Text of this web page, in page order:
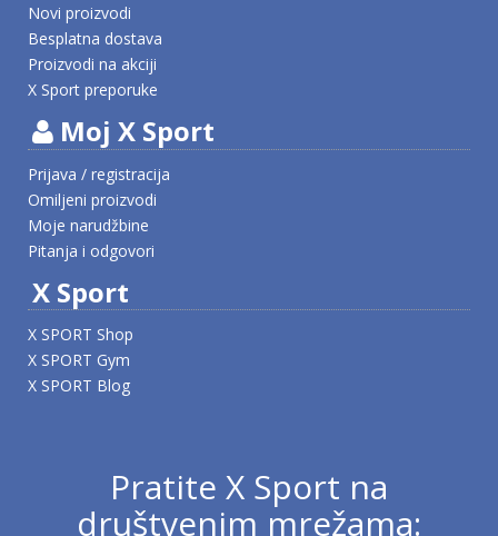
Novi proizvodi
Besplatna dostava
Proizvodi na akciji
X Sport preporuke
Moj X Sport
Prijava / registracija
Omiljeni proizvodi
Moje narudžbine
Pitanja i odgovori
X Sport
X SPORT Shop
X SPORT Gym
X SPORT Blog
Pratite X Sport na
društvenim mrežama: